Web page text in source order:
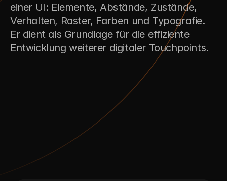
einer UI: Elemente, Abstände, Zustände,
Verhalten, Raster, Farben und Typografie.
Er dient als Grundlage für die effiziente
Entwicklung weiterer digitaler Touchpoints.